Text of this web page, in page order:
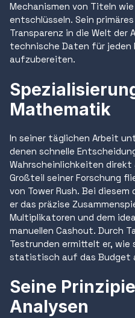
Mechanismen von Titeln
entschlüsseln. Sein
Transparenz in die Welt der
technische Daten für jeden
aufzubereiten.
Mathematik
In seiner täglichen Arbeit
denen schnelle
Wahrscheinlichkeiten direkt
Großteil seiner Forschung
von Tower Rush. Bei
er das präzise
Multiplikatoren und dem
manuellen Cashout. Durch
Testrunden ermittelt er, wie
statistisch auf das Budget
Seine
Analysen